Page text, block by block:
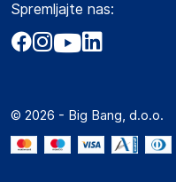
Obvestila za javnost
Akt o digitalnih storitvah
Marketplace za partnerje
Novosti
Zavarovanje izdelkov
Marketplace
Kako oddati naročilo?
Spremljajte nas:
© 2026 - Big Bang, d.o.o.